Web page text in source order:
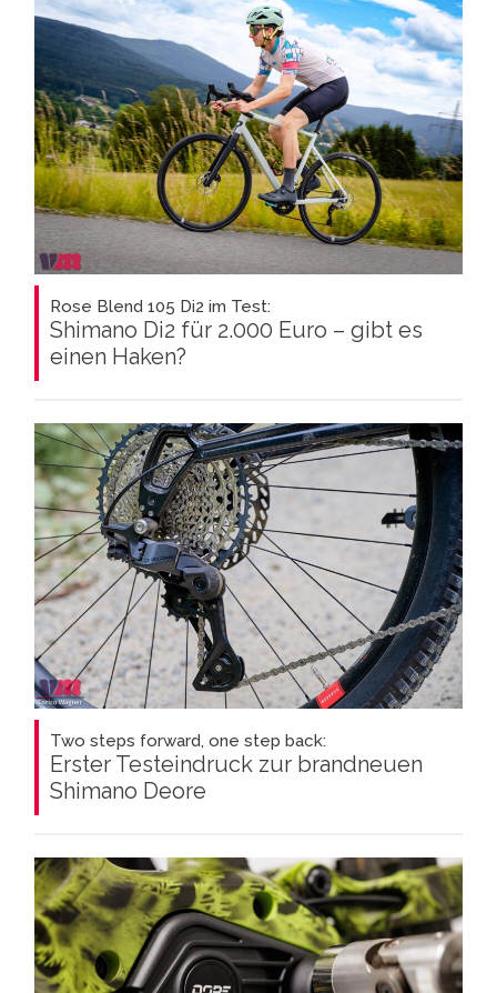
Rose Blend 105 Di2 im Test:
Shimano Di2 für 2.000 Euro – gibt es
einen Haken?
Two steps forward, one step back:
Erster Testeindruck zur brandneuen
Shimano Deore